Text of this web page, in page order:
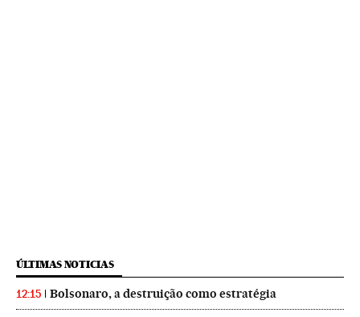
ÚLTIMAS NOTICIAS
12:15 Bolsonaro, a destruição como estratégia